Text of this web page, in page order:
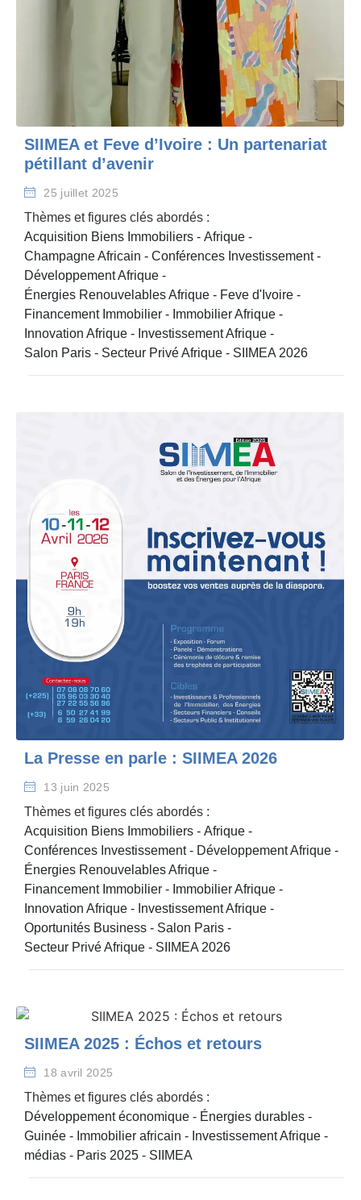
SIIMEA et Feve d’Ivoire : Un partenariat
pétillant d’avenir
25 juillet 2025
Thèmes et figures clés abordés :
Acquisition Biens Immobiliers - Afrique -
Champagne Africain - Conférences Investissement-
Développement Afrique -
Énergies Renouvelables Afrique - Feve d'Ivoire -
Financement Immobilier - Immobilier Afrique -
Innovation Afrique - Investissement Afrique -
Salon Paris - Secteur Privé Afrique - SIIMEA 2026
La Presse en parle : SIIMEA 2026
13 juin 2025
Thèmes et figures clés abordés :
Acquisition Biens Immobiliers - Afrique -
Conférences Investissement- Développement Afrique -
Énergies Renouvelables Afrique -
Financement Immobilier - Immobilier Afrique -
Innovation Afrique - Investissement Afrique -
Oportunités Business - Salon Paris -
Secteur Privé Afrique - SIIMEA 2026
SIIMEA 2025 : Échos et retours
18 avril 2025
Thèmes et figures clés abordés :
Développement économique - Énergies durables -
Guinée - Immobilier africain - Investissement Afrique -
médias - Paris 2025 - SIIMEA